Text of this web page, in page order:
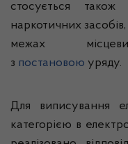
стосується
наркотичних засобів,
межах
з постановою уряду.
Для виписування
категорією в